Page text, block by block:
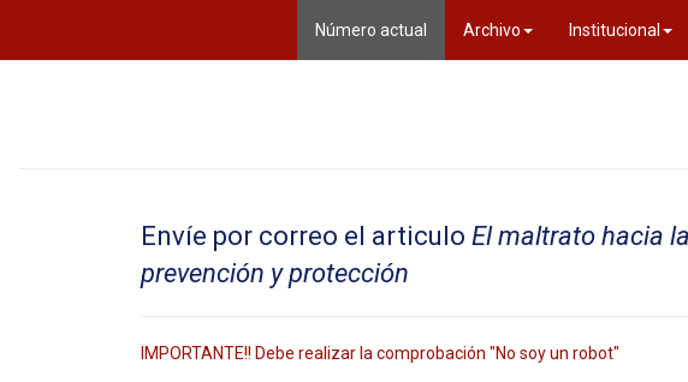
Número actual (current)Archivo Institucional
Envíe por correo el articulo El maltrato hacia
prevención y protección
IMPORTANTE!! Debe realizar la comprobación "No soy un robot"